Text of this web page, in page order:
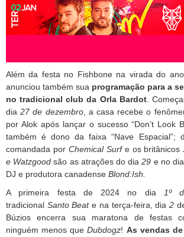
Além da festa no Fishbone na virada do
anunciou também sua programação para a
no tradicional club da Orla Bardot.
dia27 de dezembro, a casa recebe o
por Alok após lançar o sucesso “Don’t Look
também é dono da faixa “Nave Espacial”;
comandada por Chemical Surf e os britânicos
e Watzgood são as atrações do dia29 e no
DJ e produtora canadense Blond:Ish.
A primeira festa de 2024 no dia 1º
tradicional Santo Beate na terça-feira, dia2
Búzios encerra sua maratona de festas
ninguém menos queDubdogz! As vendas